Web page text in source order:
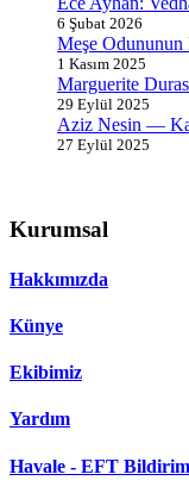
6 Şubat 2026
Meşe Odununun
1 Kasım 2025
Marguerite
29 Eylül 2025
Aziz Nesin —
27 Eylül 2025
Kurumsal
Hakkımızda
Künye
Ekibimiz
Yardım
Havale - EFT